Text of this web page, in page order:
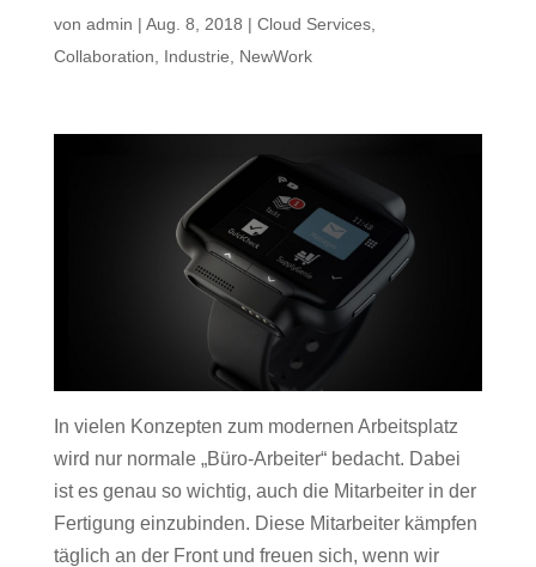
von admin | Aug. 8, 2018 | Cloud Services,
Collaboration
Industrie NewWork
In vielen Konzepten zum modernen Arbeitsplatz
wird nur normale „Büro-Arbeiter“ bedacht. Dabei
ist es genau so wichtig, auch die Mitarbeiter in der
Fertigung einzubinden. Diese Mitarbeiter kämpfen
täglich an der Front und freuen sich, wenn wir